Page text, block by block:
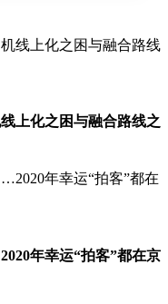
上化之困与融合路线之
年幸运“拍客”都在京